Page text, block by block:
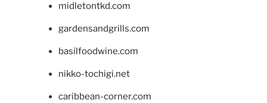
midletontkd.com
gardensandgrills.com
basilfoodwine.com
nikko-tochigi.net
caribbean-corner.com